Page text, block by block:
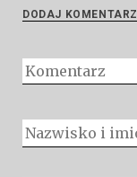
DODAJ KOMENTARZ